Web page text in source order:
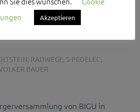
, RADWEGE, S-PEDELEC,
BAUER
von BIGU in
Akzeptieren